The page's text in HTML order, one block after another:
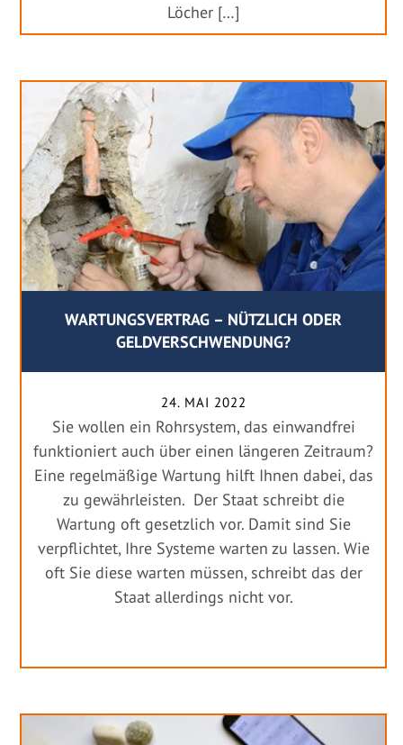
Löcher […]
WARTUNGSVERTRAG – NÜTZLICH ODER
GELDVERSCHWENDUNG?
24. MAI 2022
Sie wollen ein Rohrsystem, das einwandfrei
funktioniert auch über einen längeren Zeitraum?
Eine regelmäßige Wartung hilft Ihnen dabei, das
zu gewährleisten. Der Staat schreibt die
Wartung oft gesetzlich vor. Damit sind Sie
verpflichtet, Ihre Systeme warten zu lassen. Wie
oft Sie diese warten müssen, schreibt das der
Staat allerdings nicht vor.